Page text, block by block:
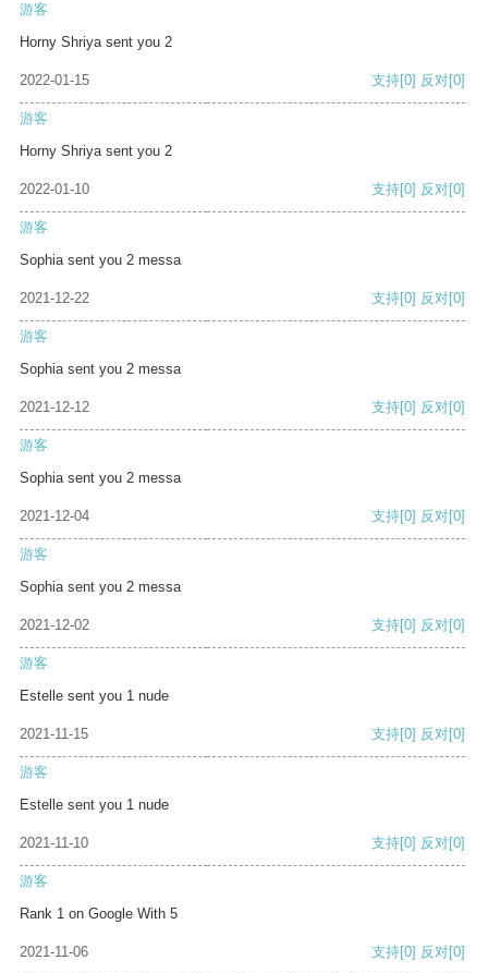
游客
Horny Shriya sent you 2
2022-01-15 支持[0] 反对[0]
游客
Horny Shriya sent you 2
2022-01-10 支持[0] 反对[0]
游客
Sophia sent you 2 messa
2021-12-22 支持[0] 反对[0]
游客
Sophia sent you 2 messa
2021-12-12 支持[0] 反对[0]
游客
Sophia sent you 2 messa
2021-12-04 支持[0] 反对[0]
游客
Sophia sent you 2 messa
2021-12-02 支持[0] 反对[0]
游客
Estelle sent you 1 nude
2021-11-15 支持[0] 反对[0]
游客
Estelle sent you 1 nude
2021-11-10 支持[0] 反对[0]
游客
Rank 1 on Google With 5
2021-11-06 支持[0] 反对[0]